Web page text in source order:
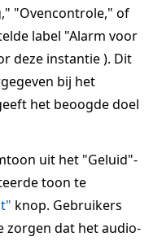
"Ovencontrole," of
label "Alarm voor
deze instantie ). Dit
bij het
het beoogde doel
uit het "Geluid"-
toon te
knop. Gebruikers
zorgen dat het audio-